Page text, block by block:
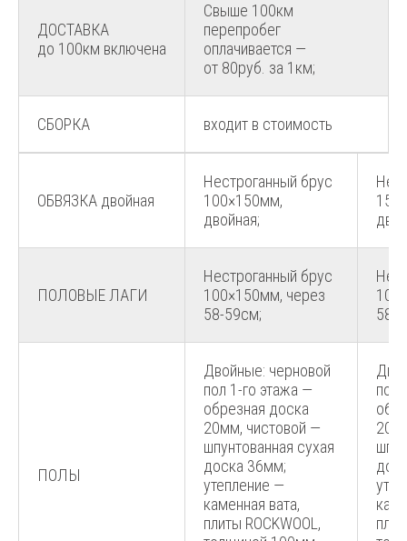
ДОСТАВКА
до 100км включена
Свыше 100км
перепробег
оплачивается —
от 80руб. за 1км;
СБОРКА входит в стоимость
ОБВЯЗКА двойная
Нестроганный брус
100×150мм,
двойная;
ПОЛОВЫЕ ЛАГИ
Нестроганный брус
100×150мм, через
58-59см;
58-
ПОЛЫ
Двойные: черновой
пол 1-го этажа —
обрезная доска
20мм, чистовой —
шпунтованная сухая
доска 36мм;
утепление —
каменная вата,
плиты ROCKWOOL,
пол